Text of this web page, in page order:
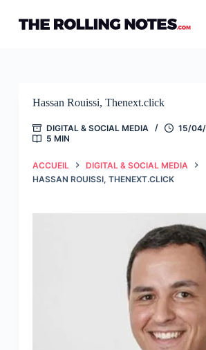
contenu
Hassan Rouissi, Thenext.click
DIGITAL & SOCIAL MEDIA
15/
5 MIN
ACCUEIL
DIGITAL & SOCIAL MEDIA
HASSAN ROUISSI, THENEXT.CLICK